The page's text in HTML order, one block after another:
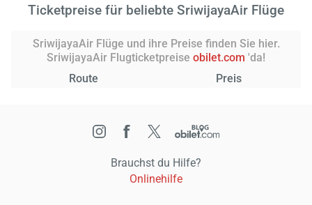
Ticketpreise für beliebte SriwijayaAir Flüge
SriwijayaAir Flüge und ihre Preise finden Sie hier.
SriwijayaAir Flugticketpreise obilet.com 'da!
Route
Preis
Brauchst du Hilfe?
Onlinehilfe